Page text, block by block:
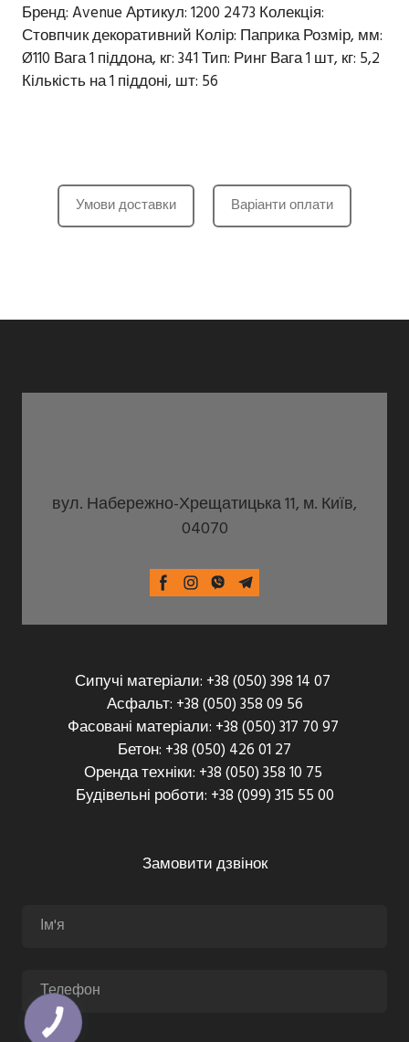
Бренд: Avenue Артикул: 1200 2473 Колекція:
Стовпчик декоративний Колір: Паприка Розмір, мм:
Ø110 Вага 1 піддона, кг: 341 Тип: Ринг Вага 1 шт, кг: 5,2
Кількість на 1 піддоні, шт: 56
Умови доставки Варіанти оплати
вул. Набережно-Хрещатицька 11, м. Київ,
04070
Сипучі матеріали: +38 (050) 398 14 07
Асфальт: +38 (050) 358 09 56
Фасовані матеріали: +38 (050) 317 70 97
Бетон: +38 (050) 426 01 27
Оренда техніки: +38 (050) 358 10 75
Будівельні роботи: +38 (099) 315 55 00
Замовити дзвінок